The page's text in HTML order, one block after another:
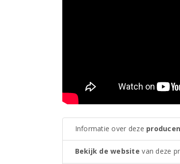
Informatie over deze
Bekijk de website van deze